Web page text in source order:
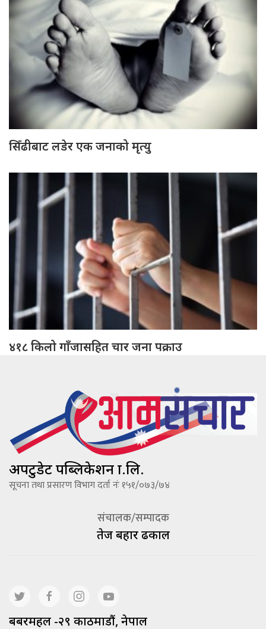
सिँढीबाट लडेर एक जनाको मृत्यु
४१८ किलो गाँजासहित चार जना पक्राउ
अपटुडेट पब्लिकेशन प्रा.लि.
सूचना तथा प्रसारण विभाग दर्ता नंः १५१/०७३/७४
संचालक/सम्पादक
तेज बहादूर ढकाल
बबरमहल -२९ काठमाडौं, नेपाल